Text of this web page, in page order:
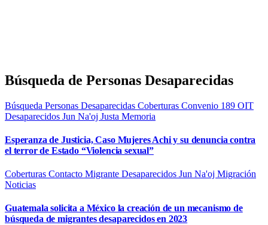
Búsqueda de Personas Desaparecidas
Búsqueda Personas Desaparecidas Coberturas Convenio 189 OIT
Desaparecidos Jun Na'oj Justa Memoria
Esperanza de Justicia, Caso Mujeres Achi y su denuncia contra
el terror de Estado “Violencia sexual”
Coberturas Contacto Migrante Desaparecidos Jun Na'oj Migración
Noticias
Guatemala solicita a México la creación de un mecanismo de
búsqueda de migrantes desaparecidos en 2023